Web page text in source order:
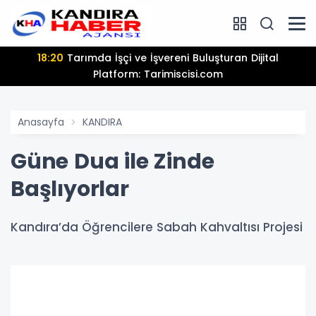
18:20
Platform: Tarimiscisi.com
Anasayfa KANDIRA
Güne Dua ile Zinde
Başlıyorlar
Kandıra’da Öğrencilere Sabah Kahvaltısı Projesi